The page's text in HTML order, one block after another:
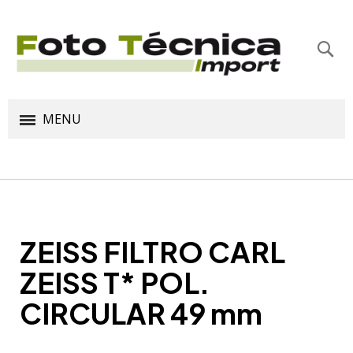
MENU
ZEISS FILTRO CARL
ZEISS T* POL.
CIRCULAR 49 mm